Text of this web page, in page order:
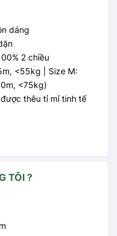
dáng
2 chiều
<55kg | Size M:
<75kg)
thêu tỉ mỉ tinh tế
TÔI ?